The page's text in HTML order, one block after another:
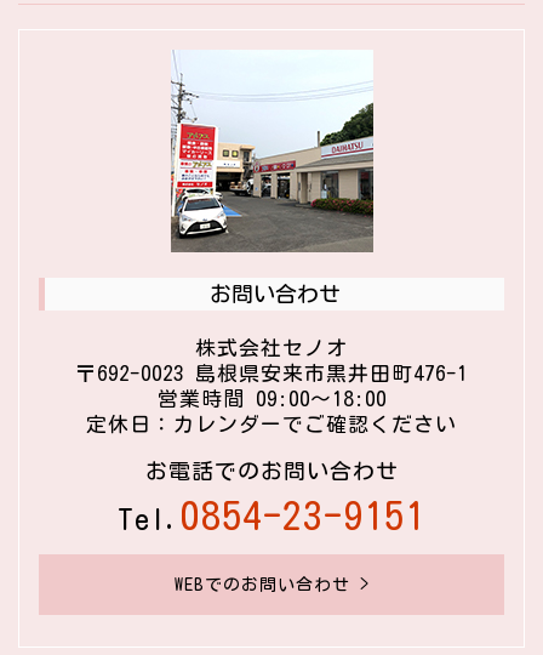
お問い合わせ
株式会社セノオ
〒692-0023 島根県安来市黒井田町476-1
営業時間 09:00〜18:00
定休日：カレンダーでご確認ください
お電話でのお問い合わせ
Tel. 0854-23-9151
WEBでのお問い合わせ >